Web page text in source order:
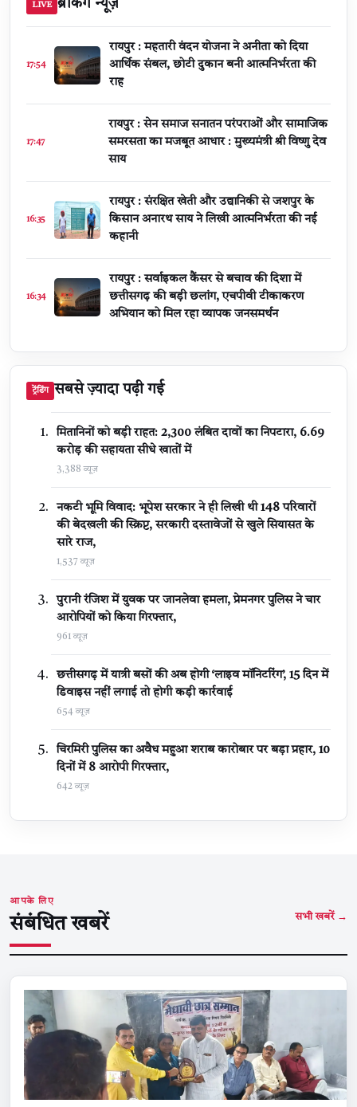
LIVE ब्रेकिंग न्यूज़
17:54
रायपुर : महतारी वंदन योजना ने अनीता को दिया
आर्थिक संबल, छोटी दुकान बनी आत्मनिर्भरता की
राह
17:47
रायपुर : सेन समाज सनातन परंपराओं और सामाजिक
समरसता का मजबूत आधार : मुख्यमंत्री श्री विष्णु देव
साय
16:35
रायपुर : संरक्षित खेती और उद्यानिकी से जशपुर के
किसान अनारथ साय ने लिखी आत्मनिर्भरता की नई
कहानी
16:34
रायपुर : सर्वाइकल कैंसर से बचाव की दिशा में
छत्तीसगढ़ की बड़ी छलांग, एचपीवी टीकाकरण
अभियान को मिल रहा व्यापक जनसमर्थन
ट्रेंडिंग सबसे ज़्यादा पढ़ी गई
मितानिनों को बड़ी राहत: 2,300 लंबित दावों का निपटारा, ₹6.69
करोड़ की सहायता सीधे खातों में
3,388 व्यूज़
नकटी भूमि विवाद: भूपेश सरकार ने ही लिखी थी 148 परिवारों
की बेदखली की स्क्रिप्ट, सरकारी दस्तावेजों से खुले सियासत के
सारे राज,
1,537 व्यूज़
पुरानी रंजिश में युवक पर जानलेवा हमला, प्रेमनगर पुलिस ने चार
आरोपियों को किया गिरफ्तार,
961 व्यूज़
छत्तीसगढ़ में यात्री बसों की अब होगी ‘लाइव मॉनिटरिंग’, 15 दिन में
डिवाइस नहीं लगाई तो होगी कड़ी कार्रवाई
654 व्यूज़
चिरमिरी पुलिस का अवैध महुआ शराब कारोबार पर बड़ा प्रहार, 10
दिनों में 8 आरोपी गिरफ्तार,
642 व्यूज़
आपके लिए
संबंधित खबरें सभी खबरें →